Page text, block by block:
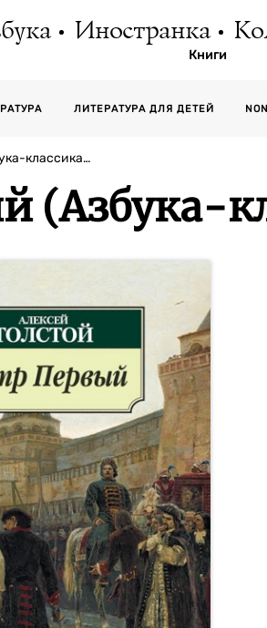
Иностранка
Книги
ЛИТЕРАТУРА ДЛЯ ДЕТЕЙ
классика…
(Азбука-